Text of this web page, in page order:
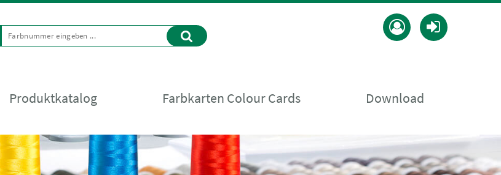
Produktkatalog Farbkarten Colour Cards Download